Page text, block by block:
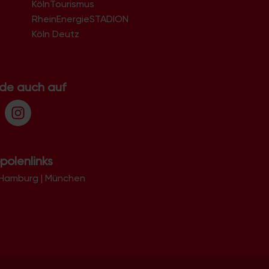
51069
51103
51107
51147
KölnTourismus
RheinEnergieSTADION
Köln Deutz
auch auf
| München